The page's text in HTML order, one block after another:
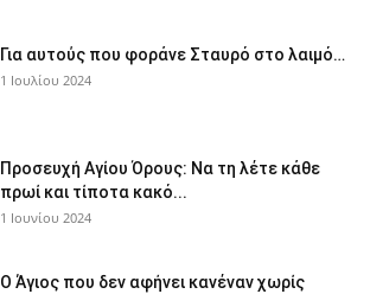
Για αυτούς που φοράνε Σταυρό στο λαιμό…
1 Ιουλίου 2024
Προσευχή Αγίου Όρους: Να τη λέτε κάθε
πρωί και τίποτα κακό...
1 Ιουνίου 2024
Ο Άγιος που δεν αφήνει κανέναν χωρίς